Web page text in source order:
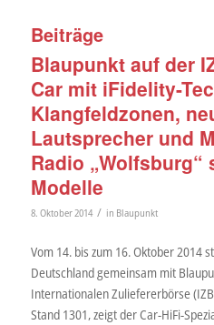
Beiträge
Blaupunkt auf der
Car mit iFidelity-
Klangfeldzonen,
Lautsprecher und
Radio „Wolfsburg“
Modelle
8. Oktober 2014 / in Blaupunkt
Vom 14. bis zum 16. Oktober 2014
Deutschland gemeinsam mit
Internationalen Zuliefererbörse
Stand 1301, zeigt der Car-HiFi-